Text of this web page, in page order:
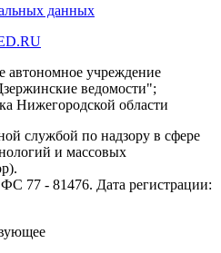
данных
учреждение
ведомости";
Нижегородской области
службой по надзору в сфере
и массовых
77 - 81476. Дата регистрации: